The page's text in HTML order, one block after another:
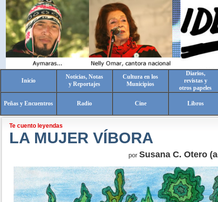
Inicio
Noticias, Notas
y Reportajes
Cultura en los
Municipios
Diarios,
revistas y
otros papeles
Peñas y Encuentros Radio Cine Libros
Te cuento leyendas
LA MUJER VÍBORA
por Susana C. Otero